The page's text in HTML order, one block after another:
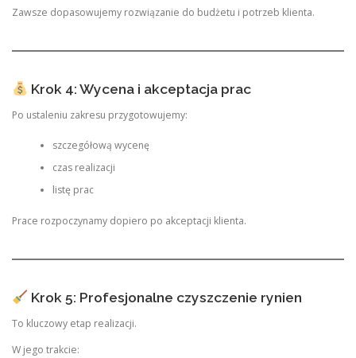
Zawsze dopasowujemy rozwiązanie do budżetu i potrzeb klienta.
Krok 4: Wycena i akceptacja prac
Po ustaleniu zakresu przygotowujemy:
szczegółową wycenę
czas realizacji
listę prac
Prace rozpoczynamy dopiero po akceptacji klienta.
Krok 5: Profesjonalne czyszczenie rynien
To kluczowy etap realizacji.
W jego trakcie: